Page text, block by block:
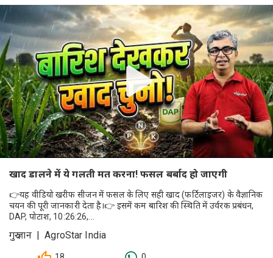
खाद डालने में ये गलती मत करना! फसल बर्बाद हो जाएगी
👉यह वीडियो खरीफ सीजन में फसल के लिए सही खाद (फर्टिलाइजर) के वैज्ञानिक
चयन की पूरी जानकारी देता है।👉 इसमें कम बारिश की स्थिति में उर्वरक प्रबंधन,
DAP, पोटाश, 10:26:26,...
गुरु ज्ञान | AgroStar India